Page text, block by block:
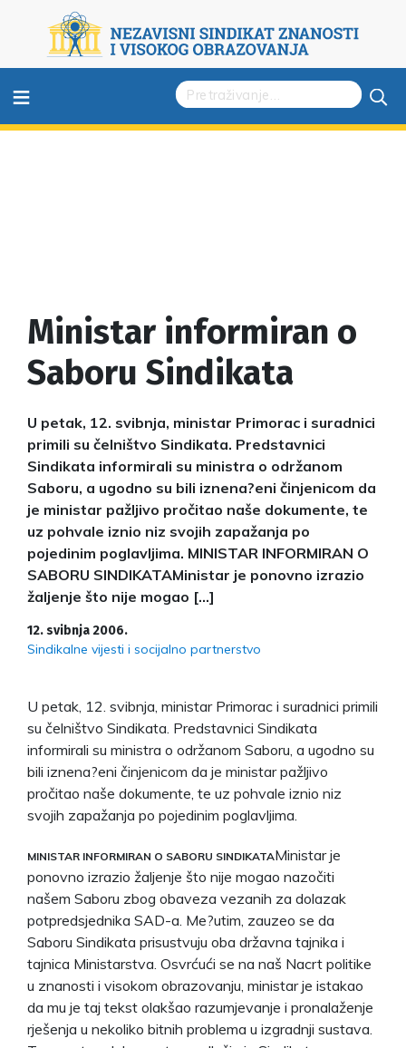
≡
Ministar informiran o
Saboru Sindikata
U petak, 12. svibnja, ministar Primorac i suradnici
primili su čelništvo Sindikata. Predstavnici
Sindikata informirali su ministra o održanom
Saboru, a ugodno su bili iznena?eni činjenicom da
je ministar pažljivo pročitao naše dokumente, te
uz pohvale iznio niz svojih zapažanja po
pojedinim poglavljima. MINISTAR INFORMIRAN O
SABORU SINDIKATAMinistar je ponovno izrazio
žaljenje što nije mogao […]
12. svibnja 2006.
Sindikalne vijesti i socijalno partnerstvo
U petak, 12. svibnja, ministar Primorac i suradnici primili
su čelništvo Sindikata. Predstavnici Sindikata
informirali su ministra o održanom Saboru, a ugodno su
bili iznena?eni činjenicom da je ministar pažljivo
pročitao naše dokumente, te uz pohvale iznio niz
svojih zapažanja po pojedinim poglavljima.
MINISTAR INFORMIRAN O SABORU SINDIKATAMinistar je
ponovno izrazio žaljenje što nije mogao nazočiti
našem Saboru zbog obaveza vezanih za dolazak
potpredsjednika SAD-a. Me?utim, zauzeo se da
Saboru Sindikata prisustvuju oba državna tajnika i
tajnica Ministarstva. Osvrćući se na naš Nacrt politike
u znanosti i visokom obrazovanju, ministar je istakao
da mu je taj tekst olakšao razumjevanje i pronalaženje
rješenja u nekoliko bitnih problema u izgradnji sustava.